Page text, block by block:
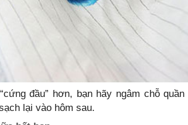
đầu” hơn, bạn hãy ngâm chỗ
lại vào hôm sau.